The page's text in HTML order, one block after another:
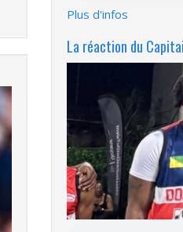
Plus d'infos
La réaction du